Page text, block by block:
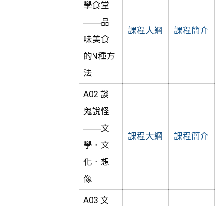
學食堂
――品
味美食
的N種方
法
課程大綱 課程簡介
A02 談
鬼說怪
――文
學．文
化．想
像
課程大綱 課程簡介
A03 文